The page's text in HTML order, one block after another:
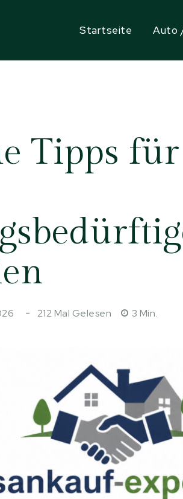
Startseite Auto
Tipps
212 Mal Gelesen 3 Min.